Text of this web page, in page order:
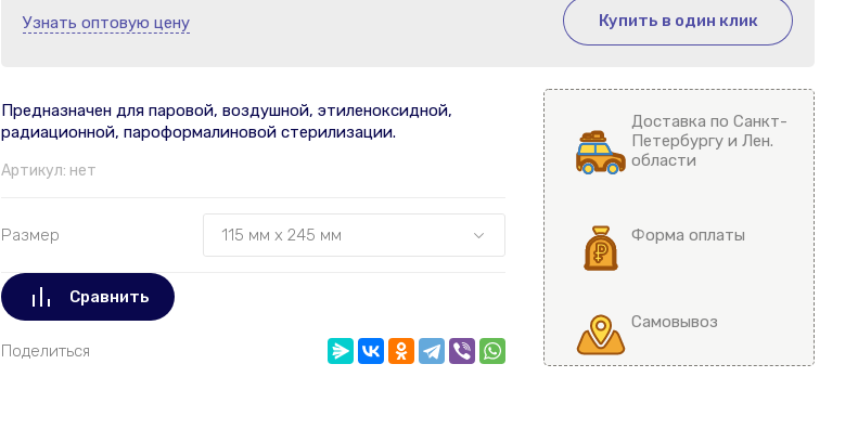
Купить в один клик
Узнать оптовую цену
Предназначен для паровой, воздушной, этиленоксидной,
радиационной, пароформалиновой стерилизации.
Артикул: нет
Размер
Сравнить
Поделиться
Доставка по Санкт-
Петербургу и Лен.
области
Форма оплаты
Самовывоз